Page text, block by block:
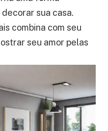
sua casa.
combina com seu
seu amor pelas